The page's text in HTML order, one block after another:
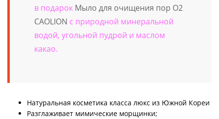
в подарок Мыло для очищения пор O2
CAOLION с природной минеральной
водой, угольной пудрой и маслом
какао.
Натуральная косметика класса люкс из Южной Кореи
Разглаживает мимические морщинки;